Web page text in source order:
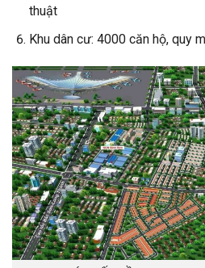
thuật
Khu dân cư: 4000 căn hộ, quy